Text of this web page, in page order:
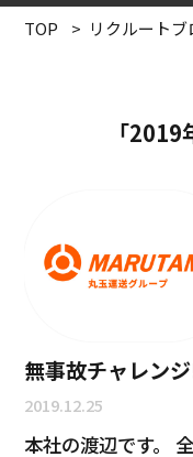
TOP リクルートブ
「
無事故チャレン
2019.12.25
本社の渡辺です。